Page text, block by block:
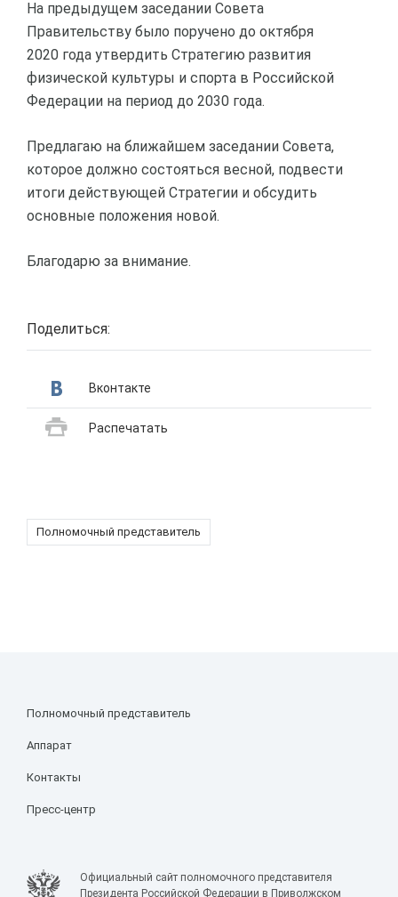
На предыдущем заседании Совета
Правительству было поручено до октября
2020 года утвердить Стратегию развития
физической культуры и спорта в Российской
Федерации на период до 2030 года.
Предлагаю на ближайшем заседании Совета,
которое должно состояться весной, подвести
итоги действующей Стратегии и обсудить
основные положения новой.
Благодарю за внимание.
Поделиться:
Вконтакте
Распечатать
Полномочный представитель
Полномочный представитель
Аппарат
Контакты
Пресс-центр
Официальный сайт полномочного представителя
Президента Российской Федерации в Приволжском